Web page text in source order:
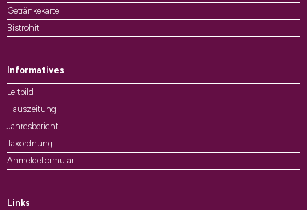
Getränkekarte
Bistrohit
Informatives
Leitbild
Hauszeitung
Jahresbericht
Taxordnung
Anmeldeformular
Links